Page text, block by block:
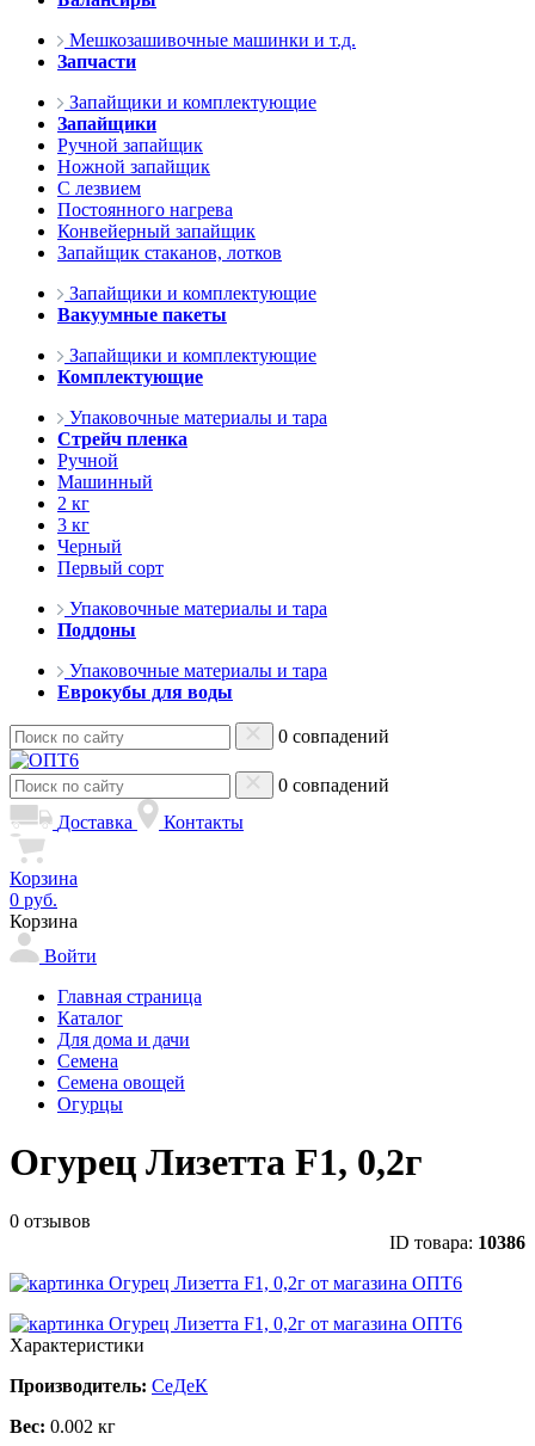
Мешкозашивочные машинки и т.д.
Запчасти
Запайщики и комплектующие
Запайщики
Ручной запайщик
Ножной запайщик
С лезвием
Постоянного нагрева
Конвейерный запайщик
Запайщик стаканов, лотков
Запайщики и комплектующие
Вакуумные пакеты
Запайщики и комплектующие
Комплектующие
Упаковочные материалы и тара
Стрейч пленка
Ручной
Машинный
2 кг
3 кг
Черный
Первый сорт
Упаковочные материалы и тара
Поддоны
Упаковочные материалы и тара
Еврокубы для воды
0 совпадений
0 совпадений
Доставка
Контакты
Корзина
0 руб.
Корзина
Войти
Главная страница
Каталог
Для дома и дачи
Семена
Семена овощей
Огурцы
Огурец Лизетта F1, 0,2г
0 отзывов
ID товара: 10386
Характеристики
Производитель: СеДеК
Вес: 0.002 кг